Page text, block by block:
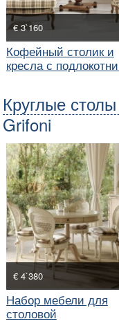
€ 3`160
Кофейный столик и
кресла с
Круглые
Grifoni
€ 4`380
Набор мебели для
столовой